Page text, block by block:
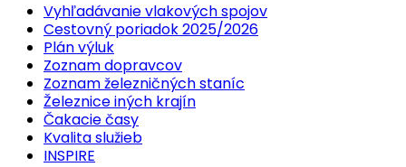
Vyhľadávanie vlakových spojov
Cestovný poriadok 2025/2026
Plán výluk
Zoznam dopravcov
Zoznam železničných staníc
Železnice iných krajín
Čakacie časy
Kvalita služieb
INSPIRE